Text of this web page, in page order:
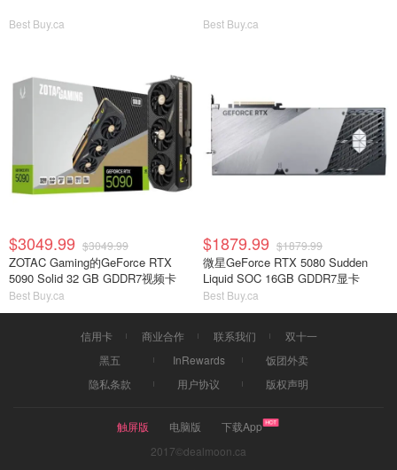
Best Buy.ca Best Buy.ca
$3049.99 $3049.99
ZOTAC Gaming的GeForce RTX
5090 Solid 32 GB GDDR7视频卡
Best Buy.ca
$1879.99 $1879.99
微星GeForce RTX 5080 Sudden
Liquid SOC 16GB GDDR7显卡
Best Buy.ca
信用卡 商业合作 联系我们
双十一
黑五
InRewards
饭团外卖
隐私条款
用户协议 版权声明
触屏版 电脑版
下载App
2017©dealmoon.ca